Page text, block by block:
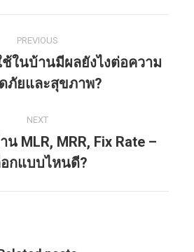
PREVIOUS
Previous
post:
ในบ้านมีผลยังไงต่อความ
ภัยและสุขภาพ?
NEXT
Next
post:
MLR, MRR, Fix Rate –
อกแบบไหนดี?